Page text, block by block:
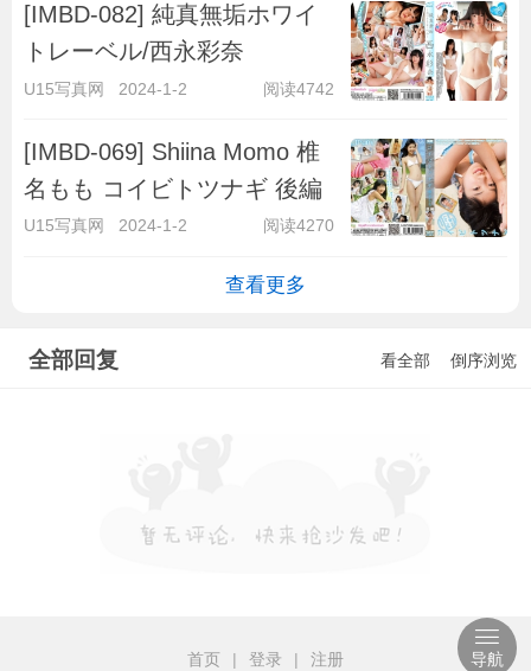
[IMBD-082] 純真無垢ホワイ
トレーベル/西永彩奈
U15写真网 2024-1-2 阅读4742
[IMBD-069] Shiina Momo 椎
名もも コイビトツナギ 後編
U15写真网 2024-1-2 阅读4270
查看更多
全部回复 看全部 倒序浏览
首页 | 登录 | 注册 导航